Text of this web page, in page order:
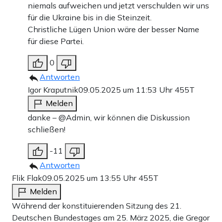
niemals aufweichen und jetzt verschulden wir uns
für die Ukraine bis in die Steinzeit.
Christliche Lügen Union wäre der besser Name
für diese Partei.
0
Antworten
Igor Kraputnik09.05.2025 um 11:53 Uhr 455T
Melden
danke – @Admin, wir können die Diskussion
schließen!
-11
Antworten
Flik Flak09.05.2025 um 13:55 Uhr 455T
Melden
Während der konstituierenden Sitzung des 21.
Deutschen Bundestages am 25. März 2025, die Gregor